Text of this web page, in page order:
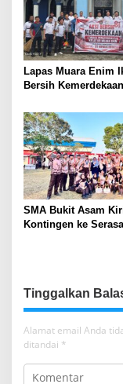
Lapas Muara Enim
Bersih
Indonesia
SMA Bukit Asam
Kontingen ke
Tinggalkan
Alamat email Anda
ditandai *